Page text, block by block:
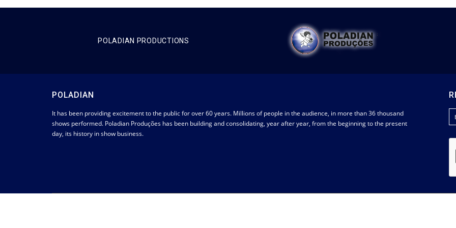
POLADIAN PRODUCTIONS
POLADIAN
It has been providing excitement to the public for over 60 years. Millions of people in the audience, in more than 36 thousand
shows performed. Poladian Produções has been building and consolidating, year after year, from the beginning to the present
day, its history in show business.